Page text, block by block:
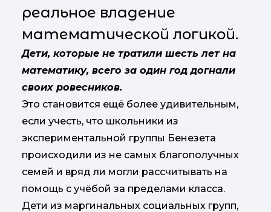
реальное владение
математической логикой.
Дети, которые не тратили шесть лет на
математику, всего за один год догнали
своих ровесников.
Это становится ещё более удивительным,
если учесть, что школьники из
экспериментальной группы Бенезета
происходили из не самых благополучных
семей и вряд ли могли рассчитывать на
помощь с учёбой за пределами класса.
Дети из маргинальных социальных групп,